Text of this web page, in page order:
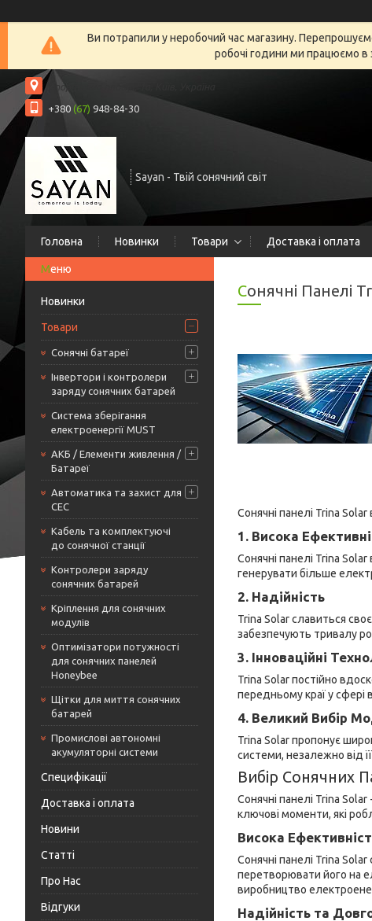
Ви потрапили у неробочий час магазину.
робочі години ми працюємо в
Спортивна площа, 1а, Київ, Україна
+380 (67) 948-84-30
Sayan - Твій сонячний світ
Головна Новинки Товари Доставка і оплата
Новинки
Товари
Сонячні батареї
Інвертори і контролери
заряду сонячних батарей
Система зберігання
електроенергії MUST
АКБ / Елементи живлення /
Батареї
Автоматика та захист для
СЕС
Кабель та комплектуючі
до сонячної станції
Контролери заряду
сонячних батарей
Кріплення для сонячних
модулів
Оптимізатори потужності
для сонячних панелей
Honeybee
Щітки для миття сонячних
батарей
Промислові автономні
акумуляторні системи
Специфікації
Доставка і оплата
Новини
Статті
Про Нас
Відгуки
Сонячні Панелі
Сонячні панелі Trina
1. Висока
Сонячні панелі Trina
генерувати більше
2. Надійність
Trina Solar славиться
забезпечують тривалу
3. Інноваційні
Trina Solar постійно
передньому краї у сфері
4. Великий Вибір
Trina Solar пропонує
системи, незалежно від
Вибір Сонячних
Сонячні панелі Trina
ключові моменти, які
Висока
Сонячні панелі Trina
перетворювати його на
виробництво
Надійність та